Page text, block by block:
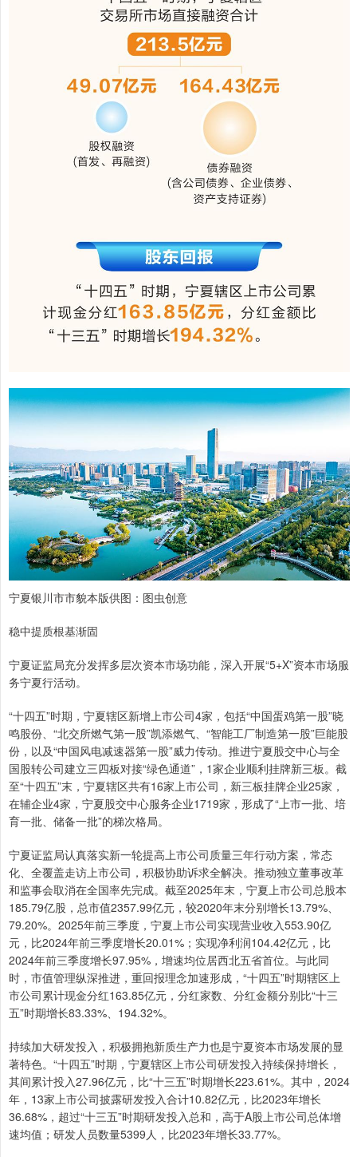
宁夏银川市市貌本版供图：图虫创意
稳中提质根基渐固
宁夏证监局充分发挥多层次资本市场功能，深入开展“5+X”资本市场服
务宁夏行活动。
“十四五”时期，宁夏辖区新增上市公司4家，包括“中国蛋鸡第一股”晓
鸣股份、“北交所燃气第一股”凯添燃气、“智能工厂制造第一股”巨能股
份，以及“中国风电减速器第一股”威力传动。推进宁夏股交中心与全
国股转公司建立三四板对接“绿色通道”，1家企业顺利挂牌新三板。截
至“十四五”末，宁夏辖区共有16家上市公司，新三板挂牌企业25家，
在辅企业4家，宁夏股交中心服务企业1719家，形成了“上市一批、培
育一批、储备一批”的梯次格局。
宁夏证监局认真落实新一轮提高上市公司质量三年行动方案，常态
化、全覆盖走访上市公司，积极协助诉求全解决。推动独立董事改革
和监事会取消在全国率先完成。截至2025年末，宁夏上市公司总股本
185.79亿股，总市值2357.99亿元，较2020年末分别增长13.79%、
79.20%。2025年前三季度，宁夏上市公司实现营业收入553.90亿
元，比2024年前三季度增长20.01%；实现净利润104.42亿元，比
2024年前三季度增长97.95%，增速均位居西北五省首位。与此同
时，市值管理纵深推进，重回报理念加速形成，“十四五”时期辖区上
市公司累计现金分红163.85亿元，分红家数、分红金额分别比“十三
五”时期增长83.33%、194.32%。
持续加大研发投入，积极拥抱新质生产力也是宁夏资本市场发展的显
著特色。“十四五”时期，宁夏辖区上市公司研发投入持续保持增长，
其间累计投入27.96亿元，比“十三五”时期增长223.61%。其中，2024
年，13家上市公司披露研发投入合计10.82亿元，比2023年增长
36.68%，超过“十三五”时期研发投入总和，高于A股上市公司总体增
速均值；研发人员数量5399人，比2023年增长33.77%。